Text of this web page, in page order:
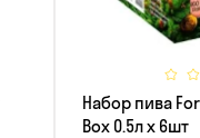
Набор пива
Box 0.5л x 6шт